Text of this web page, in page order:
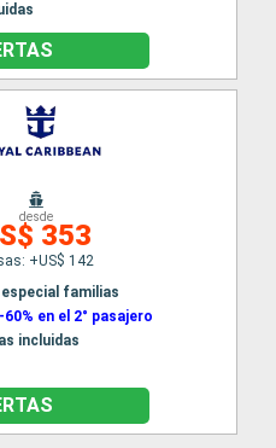
desde
353
+US$ 142
familias
en el 2° pasajero
incluidas